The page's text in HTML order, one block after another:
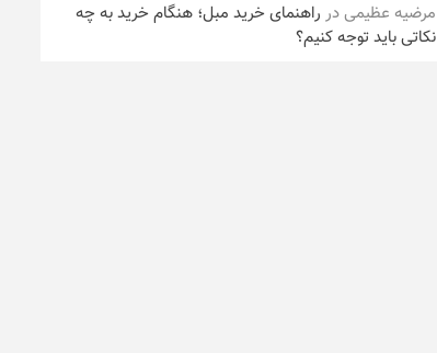
مرضیه عظیمیدر راهنمای خرید مبل؛ هنگام خرید به چه
نکاتی باید توجه کنیم؟